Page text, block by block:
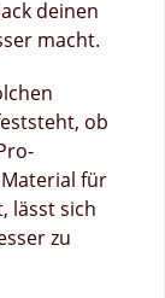
deinen
macht.
ob
für
lässt sich
zu